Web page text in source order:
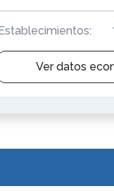
Ver datos